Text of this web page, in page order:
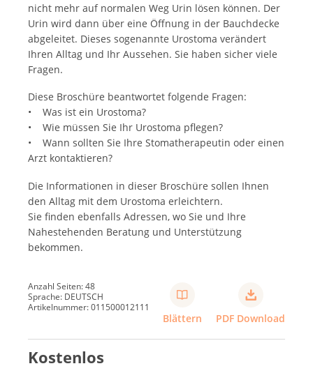
nicht mehr auf normalen Weg Urin lösen können. Der
Urin wird dann über eine Öffnung in der Bauchdecke
abgeleitet. Dieses sogenannte Urostoma verändert
Ihren Alltag und Ihr Aussehen. Sie haben sicher viele
Fragen.
Diese Broschüre beantwortet folgende Fragen:
• Was ist ein Urostoma?
• Wie müssen Sie Ihr Urostoma pflegen?
• Wann sollten Sie Ihre Stomatherapeutin oder einen
Arzt kontaktieren?
Die Informationen in dieser Broschüre sollen Ihnen
den Alltag mit dem Urostoma erleichtern.
Sie finden ebenfalls Adressen, wo Sie und Ihre
Nahestehenden Beratung und Unterstützung
bekommen.
Anzahl Seiten: 48
Sprache: DEUTSCH
Artikelnummer: 011500012111
Blättern PDF Download
Kostenlos